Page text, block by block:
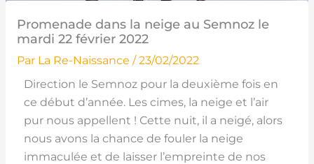
Promenade dans la neige au Semnoz le
mardi 22 février 2022
Par La Re-Naissance /23/02/2022
Direction le Semnoz pour la deuxième fois en
ce début d’année. Les cimes, la neige et l’air
pur nous appellent ! Cette nuit, il a neigé, alors
nous avons la chance de fouler la neige
immaculée et de laisser l’empreinte de nos